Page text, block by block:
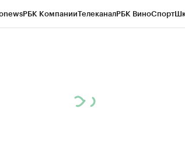
РБК КомпанииТелеканалРБК ВиноСпорт